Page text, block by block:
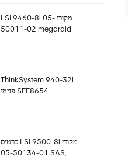
LSI 9460-8i מקורי 05-
50011-02 megaraid
ThinkSystem 940-32i
פנימי SFF8654
כרטיס LSI 9500-8i מקורי
05-50134-01 SAS,